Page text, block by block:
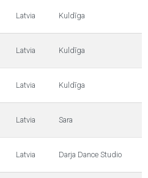
Latvia Kuldīga
Latvia Kuldīga
Latvia Kuldīga
Latvia Sara
Latvia Darja Dance Studio